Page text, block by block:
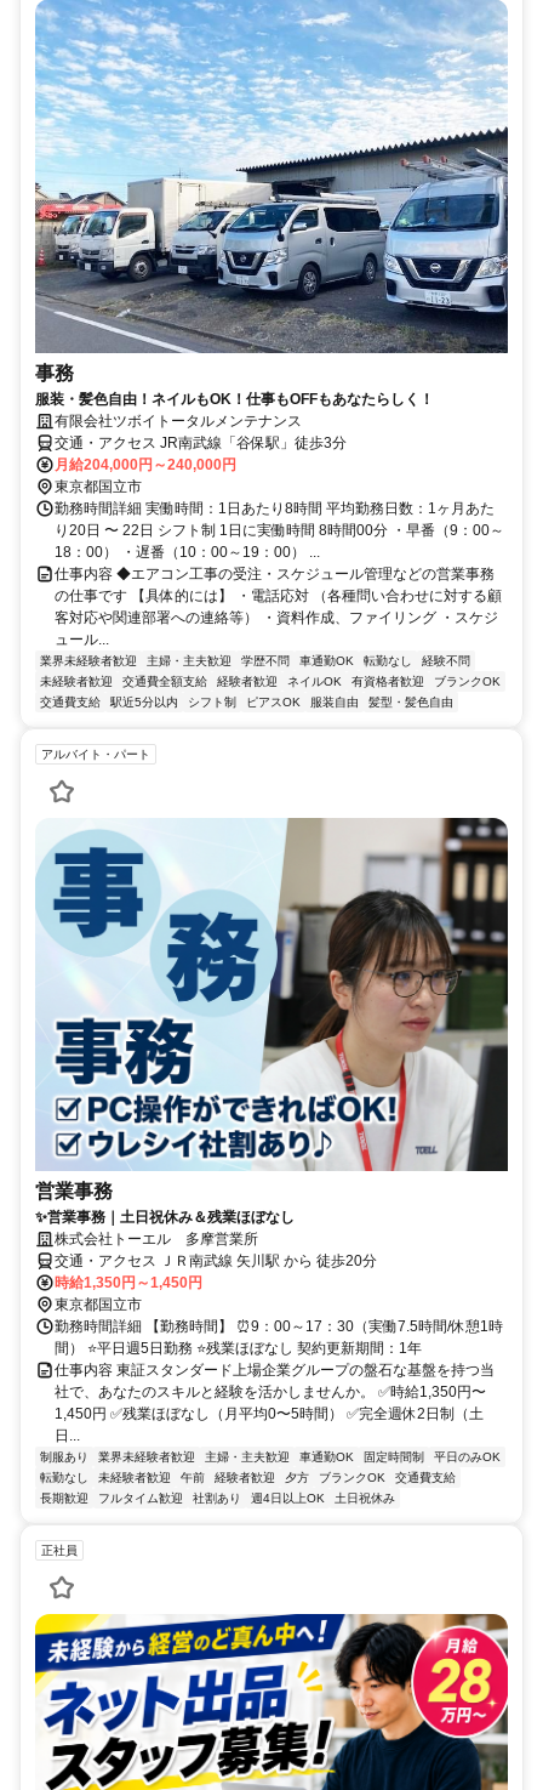
事務
服装・髪色自由！ネイルもOK！仕事もOFFもあなたらしく！
有限会社ツボイトータルメンテナンス
交通・アクセス JR南武線「谷保駅」徒歩3分
月給204,000円～240,000円
東京都国立市
勤務時間詳細 実働時間：1日あたり8時間 平均勤務日数：1ヶ月あた
り20日 〜 22日 シフト制 1日に実働時間 8時間00分 ・早番（9：00～
18：00） ・遅番（10：00～19：00） ...
仕事内容 ◆エアコン工事の受注・スケジュール管理などの営業事務
の仕事です 【具体的には】 ・電話応対 （各種問い合わせに対する顧
客対応や関連部署への連絡等） ・資料作成、ファイリング ・スケジ
ュール...
業界未経験者歓迎 主婦・主夫歓迎 学歴不問 車通勤OK 転勤なし
経験不問
未経験者歓迎
交通費全額支給 経験者歓迎 ネイルOK 有資格者歓迎
ブランクOK
交通費支給
駅近5分以内 シフト制 ピアスOK 服装自由 髪型・髪色自由
アルバイト・パート
営業事務
✨営業事務｜土日祝休み＆残業ほぼなし
株式会社トーエル 多摩営業所
交通・アクセス ＪＲ南武線 矢川駅 から 徒歩20分
時給1,350円～1,450円
東京都国立市
勤務時間詳細 【勤務時間】 ⏰9：00～17：30（実働7.5時間/休憩1時
間） ⭐平日週5日勤務 ⭐残業ほぼなし 契約更新期間：1年
仕事内容 東証スタンダード上場企業グループの盤石な基盤を持つ当
社で、あなたのスキルと経験を活かしませんか。 ✅時給1,350円〜
1,450円 ✅残業ほぼなし（月平均0〜5時間） ✅完全週休2日制（土
日...
制服あり 業界未経験者歓迎 主婦・主夫歓迎 車通勤OK 固定時間制
平日のみOK
転勤なし
未経験者歓迎 午前 経験者歓迎 夕方 ブランクOK
交通費支給
長期歓迎
フルタイム歓迎 社割あり 週4日以上OK 土日祝休み
正社員